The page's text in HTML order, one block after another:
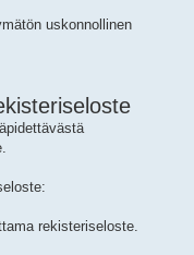
uskonnollinen
rekisteriseloste.